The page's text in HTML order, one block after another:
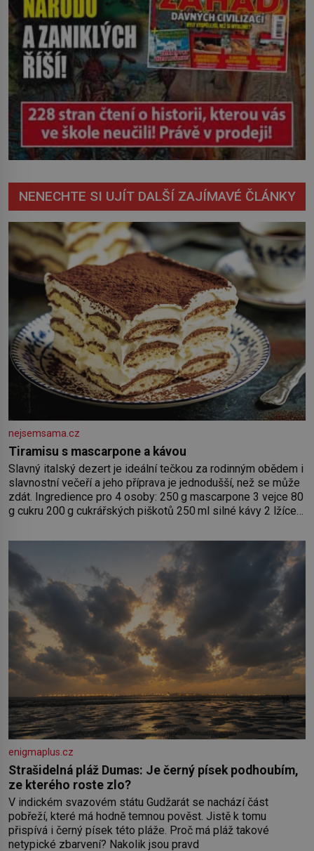
NENECHTE SI UJÍT DALŠÍ ZAJÍMAVÉ ČLÁNKY
nejsemsama.cz
Tiramisu s mascarpone a kávou
Slavný italský dezert je ideální tečkou za rodinným obědem i
slavnostní večeří a jeho příprava je jednodušší, než se může
zdát. Ingredience pro 4 osoby: 250 g mascarpone 3 vejce 80
g cukru 200 g cukrářských piškotů 250 ml silné kávy 2 lžíce
bílků. Žloutky vyšlehejte s cukrem do světlé pěny a postupně
do nich vmíchejte mascarpone, aby vznikl hladký
enigmaplus.cz
Strašidelná pláž Dumas: Je černý písek podhoubím,
ze kterého roste zlo?
V indickém svazovém státu Gudžarát se nachází část
pobřeží, které má hodně temnou pověst. Jistě k tomu
přispívá i černý písek této pláže. Proč má pláž takové
netypické zbarvení? Nakolik jsou pravd